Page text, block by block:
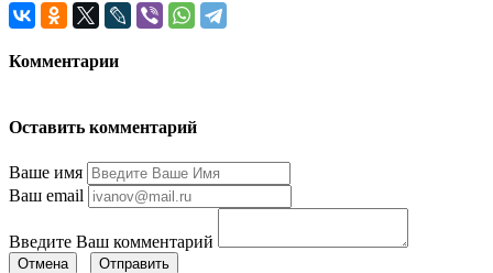
Комментарии
Оставить комментарий
Ваше имя
Ваш email
Введите Ваш комментарий
Отмена Отправить